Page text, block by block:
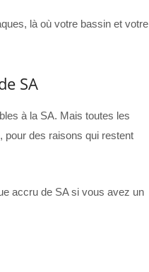
là où votre bassin et votre
SA
à la SA. Mais toutes les
pour des raisons qui restent
accru de SA si vous avez un